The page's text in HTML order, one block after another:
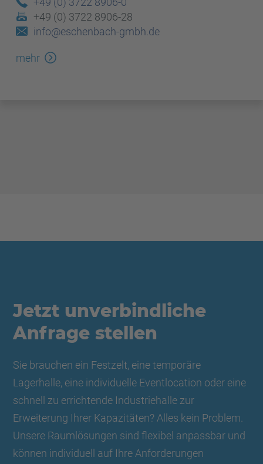
+49 (0) 3722 8906-28
info@eschenbach-gmbh.de
mehr
Jetzt unverbindliche
Anfrage stellen
Sie brauchen ein Festzelt, eine temporäre
Lagerhalle, eine individuelle Eventlocation oder eine
schnell zu errichtende Industriehalle zur
Erweiterung Ihrer Kapazitäten? Alles kein Problem.
Unsere Raumlösungen sind flexibel anpassbar und
können individuell auf Ihre Anforderungen